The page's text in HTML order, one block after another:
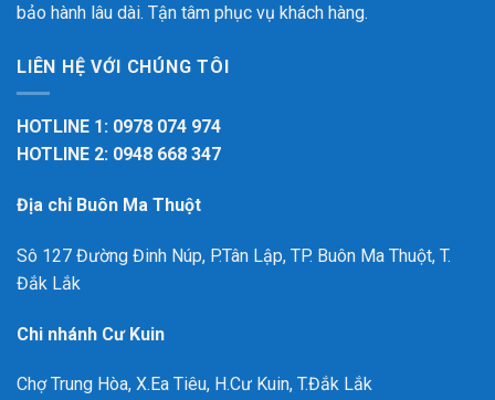
bảo hành lâu dài. Tận tâm phục vụ khách hàng.
LIÊN HỆ VỚI CHÚNG TÔI
HOTLINE 1: 0978 074 974
HOTLINE 2: 0948 668 347
Địa chỉ Buôn Ma Thuột
Sô 127 Đường Đinh Núp, P.Tân Lập, TP. Buôn Ma Thuột, T.
Đắk Lắk
Chi nhánh Cư Kuin
Chợ Trung Hòa, X.Ea Tiêu, H.Cư Kuin, T.Đắk Lắk